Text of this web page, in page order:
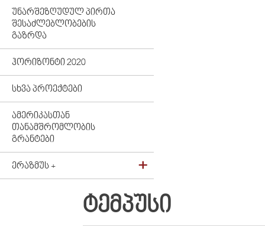
ᲣᲜᲐᲠᲨᲔᲖᲦᲣᲓᲣᲚ ᲞᲘᲠᲗᲐ
ᲨᲔᲡᲐᲫᲚᲔᲑᲚᲝᲑᲔᲑᲘᲡ
ᲒᲐᲖᲠᲓᲐ
ᲰᲝᲠᲘᲖᲝᲜᲢᲘ 2020
ᲡᲮᲕᲐ ᲞᲠᲝᲔᲥᲢᲔᲑᲘ
ᲐᲛᲔᲠᲘᲙᲐᲡᲗᲐᲜ
ᲗᲐᲜᲐᲛᲨᲠᲝᲛᲚᲝᲑᲘᲡ
ᲒᲠᲐᲜᲢᲔᲑᲘ
ᲔᲠᲐᲖᲛᲣᲡ +
ᲢᲔᲛᲞᲣᲡᲘ